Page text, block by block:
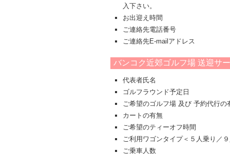
入下さい。
お出迎え時間
ご連絡先電話番号
ご連絡先E-mailアドレス
バンコク近郊ゴルフ場 送迎サ
代表者氏名
ゴルフラウンド予定日
ご希望のゴルフ場 及び 予約代行
カートの有無
ご希望のティーオフ時間
ご利用ワゴンタイプ＜５人乗り／
ご乗車人数